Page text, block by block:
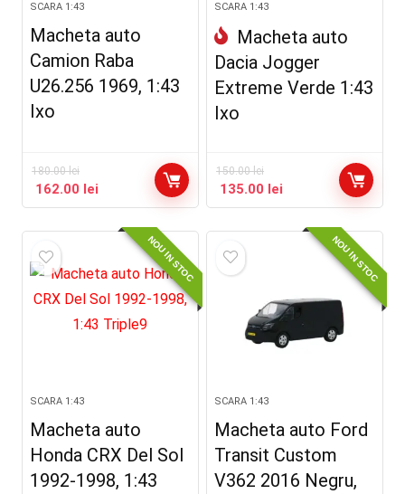
SCARA 1:43
Macheta auto
Camion Raba
U26.256 1969, 1:43
Ixo
180.00lei
162.00 lei
SCARA 1:43
Macheta auto
Dacia Jogger
Extreme Verde 1:43
Ixo
150.00lei
135.00 lei
NOU IN STOC
SCARA 1:43
Macheta auto
Honda CRX Del Sol
1992-1998, 1:43
NOU IN STOC
SCARA 1:43
Macheta auto Ford
Transit Custom
V362 2016 Negru,